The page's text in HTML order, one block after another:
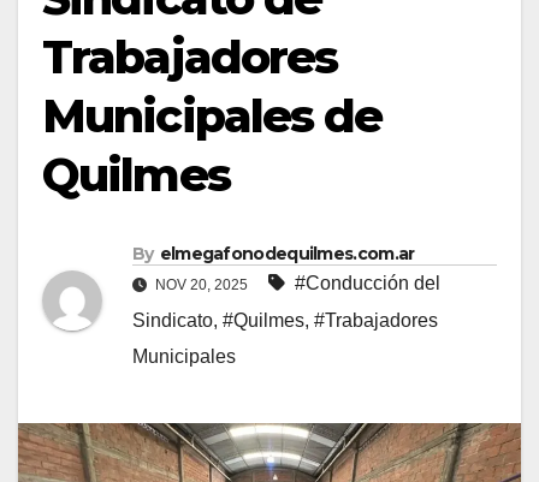
Trabajadores
Municipales de
Quilmes
By elmegafonodequilmes.com.ar
NOV 20, 2025
#Conducción del
Sindicato, #Quilmes, #Trabajadores
Municipales